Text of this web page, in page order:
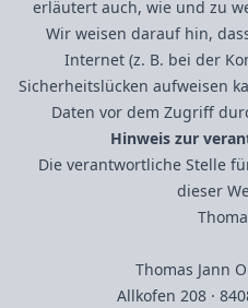
erläutert auch, wie und zu
Wir weisen darauf hin,
Internet (z. B. bei der
Sicherheitslücken aufweisen
Daten vor dem Zugriff
Hinweis zur
Die verantwortliche Stelle
dieser
Thomas Jann
Allkofen 208 ·